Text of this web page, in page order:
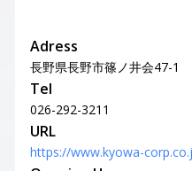
Adress
長野県長野市篠ノ井会47-1
Tel
026-292-3211
URL
https://www.kyowa-